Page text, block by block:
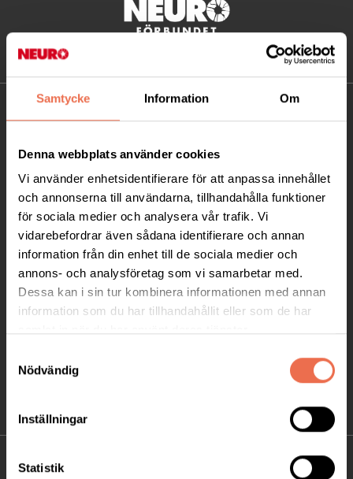
Samtycke Information Om
Denna webbplats använder cookies
Vi använder enhetsidentifierare för att anpassa innehållet
och annonserna till användarna, tillhandahålla funktioner
för sociala medier och analysera vår trafik. Vi
vidarebefordrar även sådana identifierare och annan
information från din enhet till de sociala medier och
annons- och analysföretag som vi samarbetar med.
Dessa kan i sin tur kombinera informationen med annan
information som du har tillhandahållit eller som de har
Nödvändig
Inställningar
Statistik
Besöksadress:
Ågatan 12 C, 172 62 Sundbyberg
Telefon: 08-677 70 10
Postadress:
Box 4086
171 04 Solna
info@neuro.se
PG 90 10 07-5 | BG 901-0075 | Swishgåva 90 100
FÖRDJUPNING